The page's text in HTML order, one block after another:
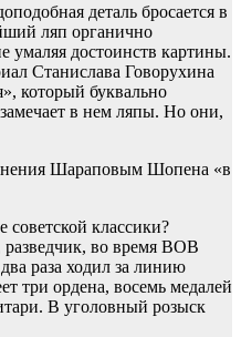
деталь бросается в
ляп органично
умаляя достоинств картины.
Станислава Говорухина
который буквально
в нем ляпы. Но они,
Шараповым Шопена «в
советской классики?
во время ВОВ
раза ходил за линию
три ордена, восемь медалей
В уголовный розыск